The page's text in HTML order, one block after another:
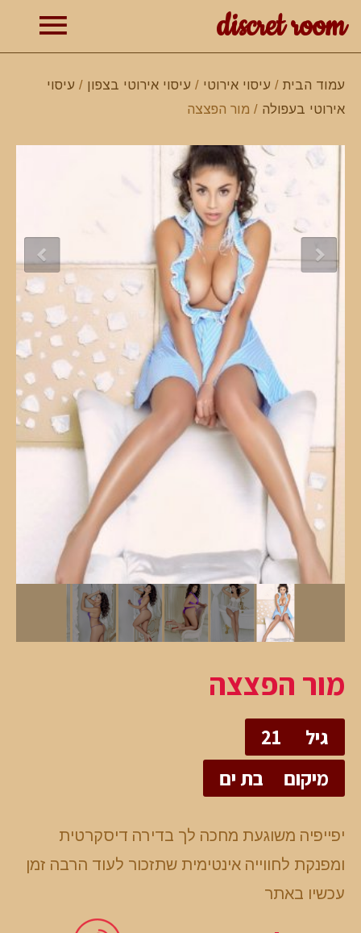
discret room
עמוד הבית / עיסוי אירוטי / עיסוי אירוטי בצפון / עיסוי
אירוטי בעפולה / מור הפצצה
מור הפצצה
גיל
21
מיקום
בת ים
יפייפיה משוגעת מחכה לך בדירה דיסקרטית
ומפנקת לחווייה אינטימית שתזכור לעוד הרבה זמן
עכשיו באתר